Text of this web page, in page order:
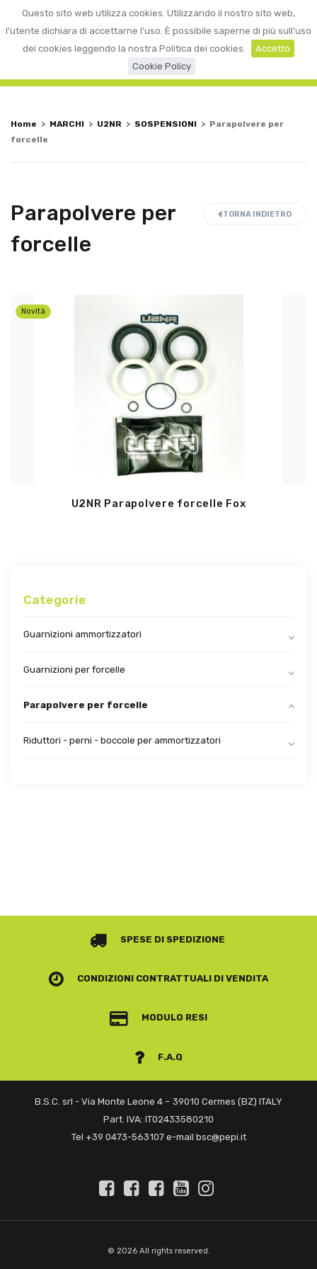
Questo sito web utilizza cookies. Utilizzando il nostro sito web,
l'utente dichiara di accettarne l'uso. È possibile saperne di più sull'uso
dei cookies leggendo la nostra Politica dei cookies.
Accetto
Cookie Policy
☰ 0
Home > MARCHI > U2NR > SOSPENSIONI > Parapolvere per
forcelle
Parapolvere per
forcelle
TORNA INDIETRO
Novità
U2NR Parapolvere forcelle Fox
Categorie
Guarnizioni ammortizzatori
Guarnizioni per forcelle
Parapolvere per forcelle
Riduttori - perni - boccole per ammortizzatori
SPESE DI SPEDIZIONE
CONDIZIONI CONTRATTUALIDI VENDITA
MODULO RESI
F.A.Q
B.S.C. srl - Via Monte Leone 4 – 39010 Cermes (BZ) ITALY
Part. IVA: IT02433580210
Tel +39 0473-563107 e-mail bsc@pepi.it
© 2026 All rights reserved.